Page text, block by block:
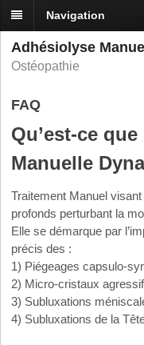
Navigation
Adhésiolyse
Ostéopathie
FAQ
Qu’est-ce
Manuelle
Traitement Manuel
profonds perturbant la
Elle se démarque par
précis des :
1) Piégeages capsulo-
2) Micro-cristaux
3) Subluxations
4) Subluxations de la